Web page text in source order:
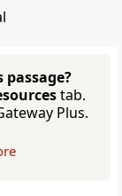
tab.
Plus.